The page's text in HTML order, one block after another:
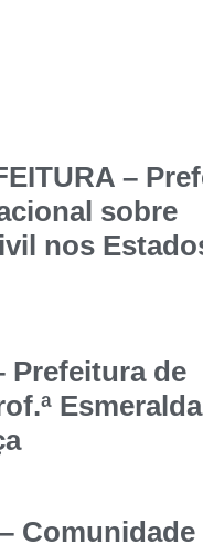
–
sobre
nos
Prefeitura de
Comunidade